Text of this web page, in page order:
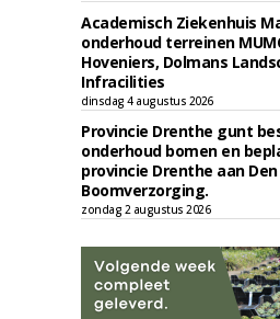
Academisch Ziekenhuis
onderhoud terreinen
Hoveniers, Dolmans
Infracilities
dinsdag 4 augustus 2026
Provincie Drenthe gunt
onderhoud bomen en
provincie Drenthe aan Den
Boomverzorging.
zondag 2 augustus 2026